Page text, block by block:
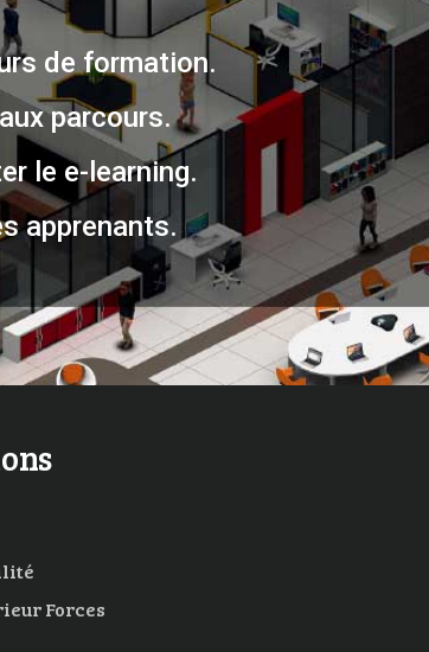
de formation.
parcours.
le e-learning.
apprenants.
Forces